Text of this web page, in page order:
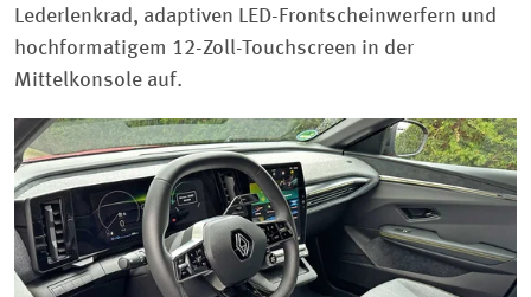
Lederlenkrad, adaptiven LED-Frontscheinwerfern und
hochformatigem 12-Zoll-Touchscreen in der
Mittelkonsole auf.